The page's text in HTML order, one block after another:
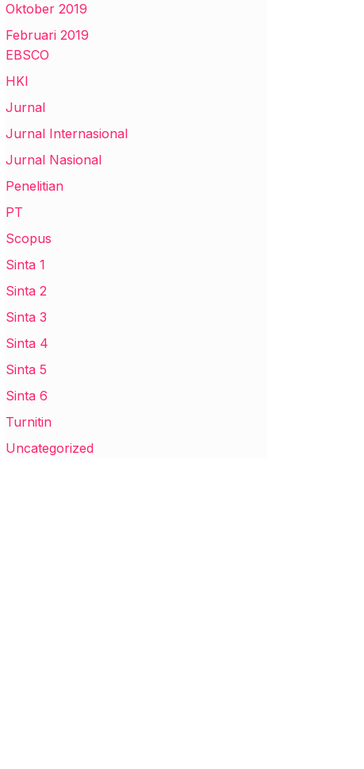
Oktober 2019
Februari 2019
EBSCO
HKI
Jurnal
Jurnal Internasional
Jurnal Nasional
Penelitian
PT
Scopus
Sinta 1
Sinta 2
Sinta 3
Sinta 4
Sinta 5
Sinta 6
Turnitin
Uncategorized